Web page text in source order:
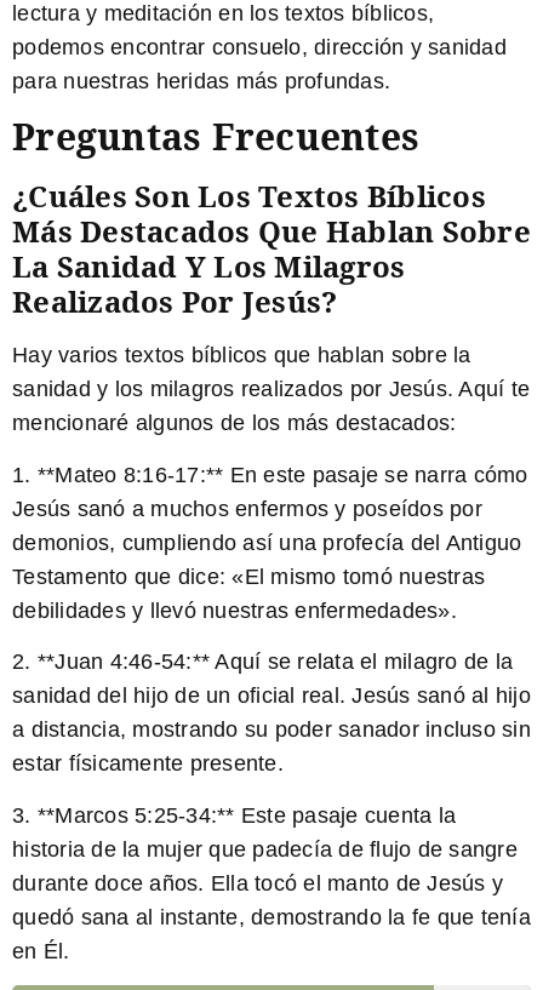
lectura y meditación en los textos bíblicos,
podemos encontrar consuelo, dirección y sanidad
para nuestras heridas más profundas.
Preguntas Frecuentes
¿Cuáles Son Los Textos Bíblicos
Más Destacados Que Hablan Sobre
La Sanidad Y Los Milagros
Realizados Por Jesús?
Hay varios textos bíblicos que hablan sobre la
sanidad y los milagros realizados por Jesús. Aquí te
mencionaré algunos de los más destacados:
1. **Mateo 8:16-17:** En este pasaje se narra cómo
Jesús sanó a muchos enfermos y poseídos por
demonios, cumpliendo así una profecía del Antiguo
Testamento que dice: «El mismo tomó nuestras
debilidades y llevó nuestras enfermedades».
2. **Juan 4:46-54:** Aquí se relata el milagro de la
sanidad del hijo de un oficial real. Jesús sanó al hijo
a distancia, mostrando su poder sanador incluso sin
estar físicamente presente.
3. **Marcos 5:25-34:** Este pasaje cuenta la
historia de la mujer que padecía de flujo de sangre
durante doce años. Ella tocó el manto de Jesús y
quedó sana al instante, demostrando la fe que tenía
en Él.